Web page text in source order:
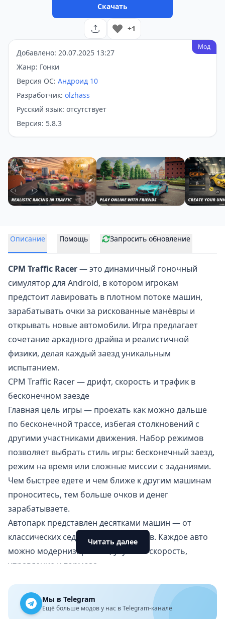
Скачать
+1
Мод
Добавлено: 20.07.2025 13:27
Жанр: Гонки
Версия ОС: Андроид 10
Разработчик: olzhass
Русский язык: отсутствует
Версия: 5.8.3
Описание Помощь Запросить обновление
CPM Traffic Racer— это динамичный гоночный
симулятор для Android, в котором игрокам
предстоит лавировать в плотном потоке машин,
зарабатывать очки за рискованные манёвры и
открывать новые автомобили. Игра предлагает
сочетание аркадного драйва и реалистичной
физики, делая каждый заезд уникальным
испытанием.
CPM Traffic Racer — дрифт, скорость и трафик в
бесконечном заезде
Главная цель игры — проехать как можно дальше
по бесконечной трассе, избегая столкновений с
другими участниками движения. Набор режимов
позволяет выбрать стиль игры: бесконечный заезд,
режим на время или сложные миссии с заданиями.
Чем быстрее едете и чем ближе к другим машинам
проноситесь, тем больше очков и денег
зарабатываете.
Автопарк представлен десятками машин — от
классических седанов до суперкаров. Каждое авто
можно модернизировать, улучшая скорость,
управление и тормоза.
Реалистичная физика и управление автомобилями.
Разнообразные локации: от шоссе до городских
Читать далее
Мы в Telegram
Ещё больше модов у нас в Telegram-канале